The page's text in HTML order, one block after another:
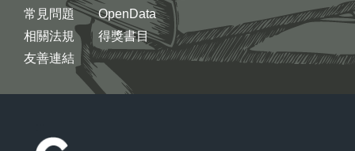
常見問題
相關法規
友善連結
OpenData
得獎書目